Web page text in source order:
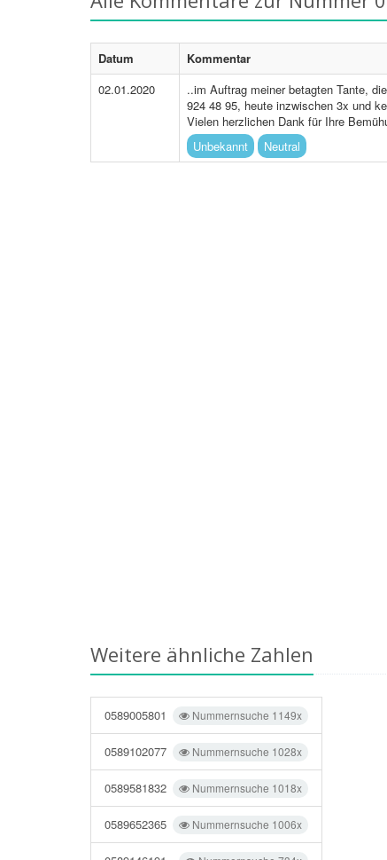
Datum
Kommentar
02.01.2020
..im Auftrag meiner betagten Tante,
924 48 95, heute inzwischen 3x und
Vielen herzlichen Dank für Ihre
Unbekannt
Neutral
Weitere ähnliche Zahlen
Nummernsuche 1149x
0589005801
Nummernsuche 1028x
0589102077
Nummernsuche 1018x
0589581832
Nummernsuche 1006x
0589652365